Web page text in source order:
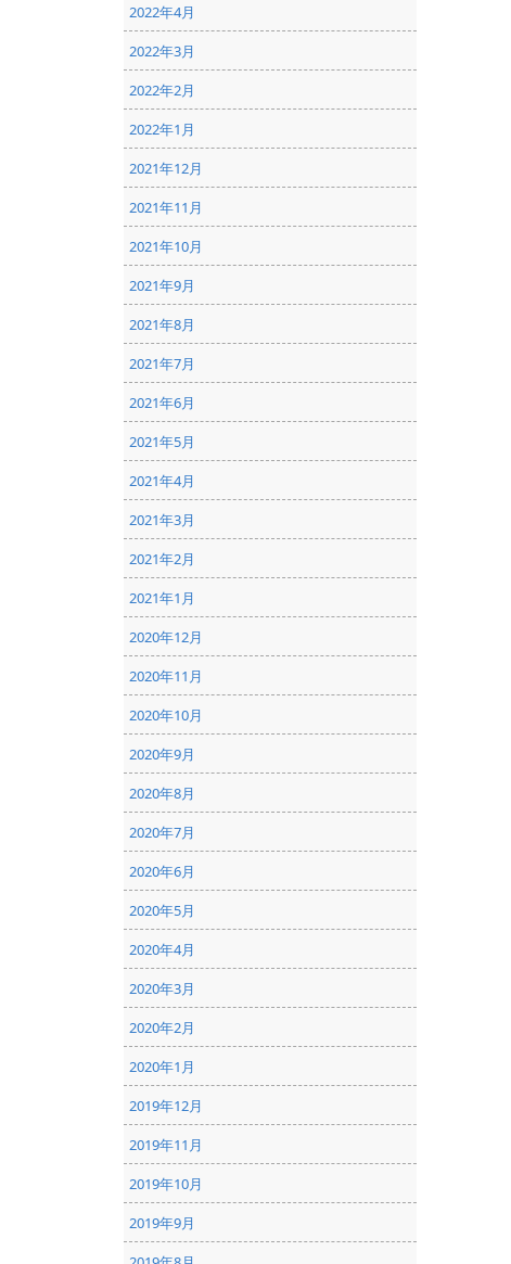
2022年4月
2022年3月
2022年2月
2022年1月
2021年12月
2021年11月
2021年10月
2021年9月
2021年8月
2021年7月
2021年6月
2021年5月
2021年4月
2021年3月
2021年2月
2021年1月
2020年12月
2020年11月
2020年10月
2020年9月
2020年8月
2020年7月
2020年6月
2020年5月
2020年4月
2020年3月
2020年2月
2020年1月
2019年12月
2019年11月
2019年10月
2019年9月